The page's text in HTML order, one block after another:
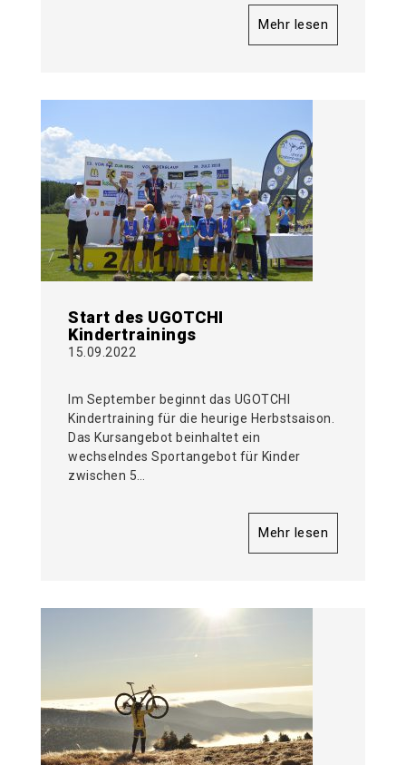
Mehr lesen
Start des UGOTCHI
Kindertrainings
15.09.2022
Im September beginnt das UGOTCHI
Kindertraining für die heurige Herbstsaison.
Das Kursangebot beinhaltet ein
wechselndes Sportangebot für Kinder
zwischen 5…
Mehr lesen